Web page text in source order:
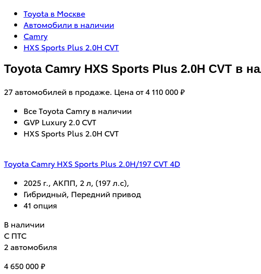
Toyota в Москве
Автомобили в наличии
Camry
HXS Sports Plus 2.0H CVT
Toyota Camry HXS Sports Plus 2.0H CVT в
27 автомобилей в продаже. Цена от 4 110 000 ₽
Все Toyota Camry в наличии
GVP Luxury 2.0 CVT
HXS Sports Plus 2.0H CVT
Toyota Camry HXS Sports Plus 2.0H/197 CVT 4D
2025 г., АКПП, 2 л, (197 л.с),
Гибридный, Передний привод
41 опция
В наличии
С ПТС
2 автомобиля
4 650 000 ₽